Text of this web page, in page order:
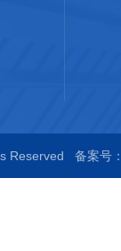
Reserved 备案号